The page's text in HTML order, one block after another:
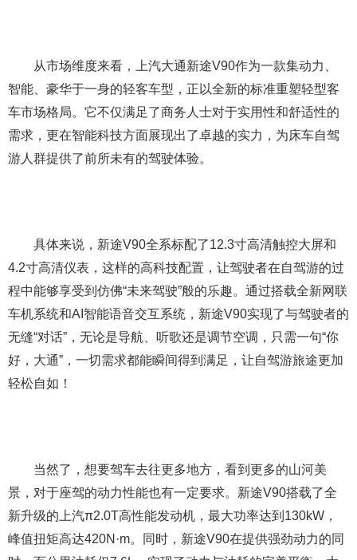
从市场维度来看，上汽大通新途V90作为一款集动力、
智能、豪华于一身的轻客车型，正以全新的标准重塑轻型客
车市场格局。它不仅满足了商务人士对于实用性和舒适性的
需求，更在智能科技方面展现出了卓越的实力，为床车自驾
游人群提供了前所未有的驾驶体验。
具体来说，新途V90全系标配了12.3寸高清触控大屏和
4.2寸高清仪表，这样的高科技配置，让驾驶者在自驾游的过
程中能够享受到仿佛“未来驾驶”般的乐趣。通过搭载全新网联
车机系统和AI智能语音交互系统，新途V90实现了与驾驶者的
无缝“对话”，无论是导航、听歌还是调节空调，只需一句“你
好，大通”，一切需求都能瞬间得到满足，让自驾游旅途更加
轻松自如！
当然了，想要驾车去往更多地方，看到更多的山河美
景，对于座驾的动力性能也有一定要求。新途V90搭载了全
新升级的上汽π2.0T高性能发动机，最大功率达到130kW，
峰值扭矩高达420N·m。同时，新途V90在提供强劲动力的同